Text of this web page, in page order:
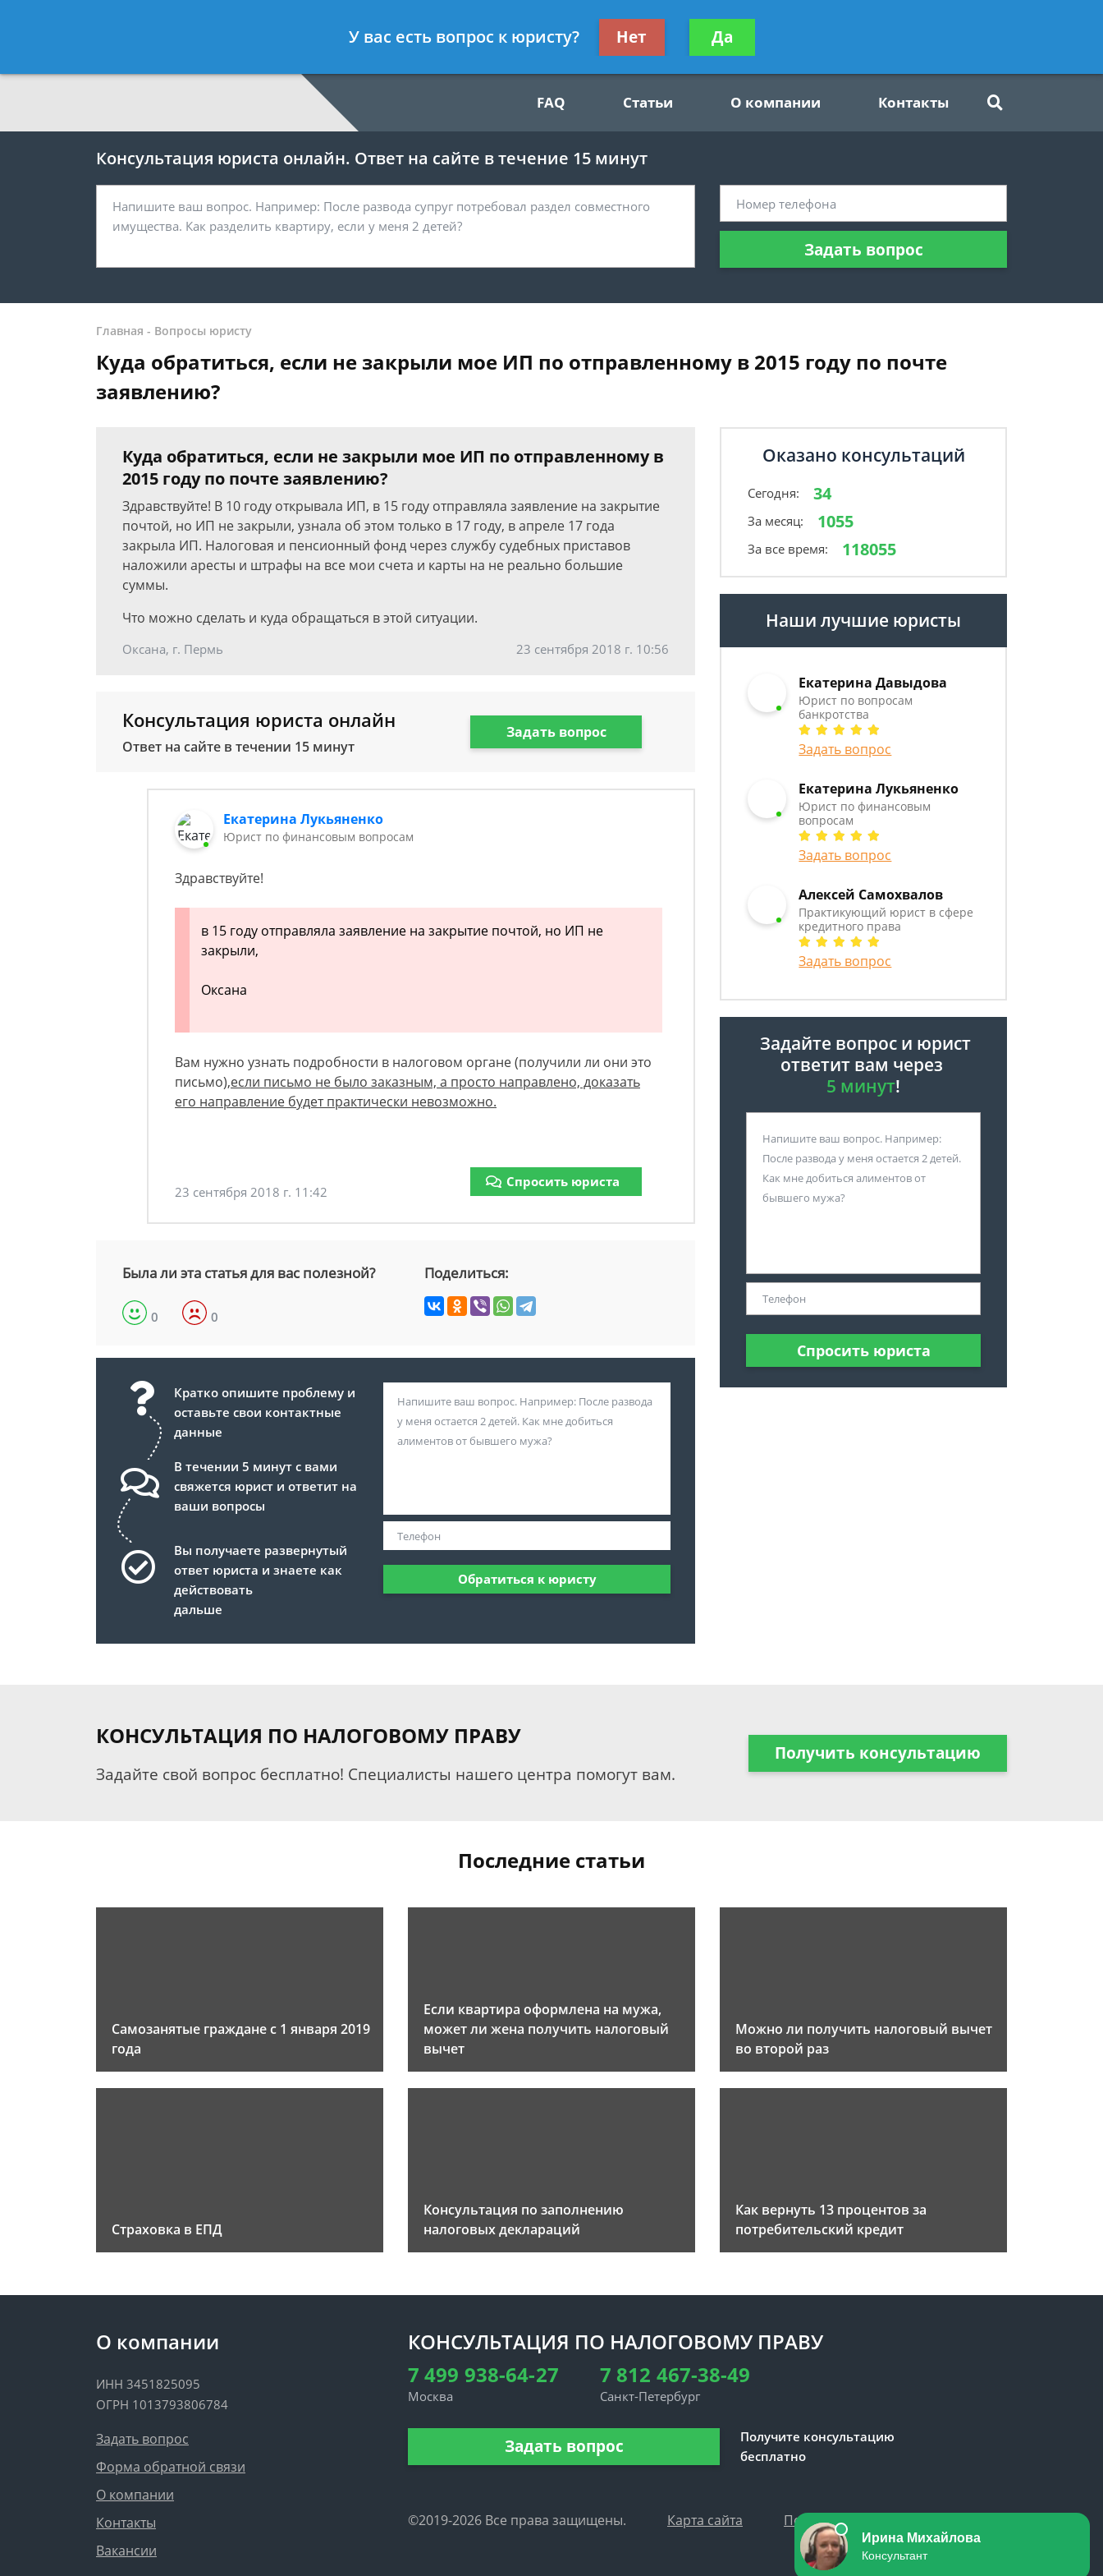
7 812 467-38-49
Получите консультацию
бесплатно
FAQ Статьи О компании Контакты
Консультация юриста онлайн. Ответ на сайте в течение 15 минут
Задать вопрос
Главная - Вопросы юристу
Куда обратиться, если не закрыли мое ИП по отправленному в 2015 году по почте
заявлению?
Куда обратиться, если не закрыли мое ИП по отправленному в
2015 году по почте заявлению?
Здравствуйте! В 10 году открывала ИП, в 15 году отправляла заявление на закрытие
почтой, но ИП не закрыли, узнала об этом только в 17 году, в апреле 17 года
закрыла ИП. Налоговая и пенсионный фонд через службу судебных приставов
наложили аресты и штрафы на все мои счета и карты на не реально большие
суммы.
Что можно сделать и куда обращаться в этой ситуации.
Оксана, г. Пермь 23 сентября 2018 г. 10:56
Консультация юриста онлайн
Ответ на сайте в течении 15 минут
Задать вопрос
Екатерина Лукьяненко
Юрист по финансовым вопросам
Здравствуйте!
в 15 году отправляла заявление на закрытие почтой, но ИП не
закрыли,
Оксана
Вам нужно узнать подробности в налоговом органе (получили ли они это
письмо),если письмо не было заказным, а просто направлено, доказать
его направление будет практически невозможно.
23 сентября 2018 г. 11:42
Спросить юриста
Была ли эта статья для вас полезной?
0 0
Поделиться:
Кратко опишите проблему и
оставьте свои контактные
данные
В течении 5 минут с вами
свяжется юрист и ответит на
ваши вопросы
Вы получаете развернутый
ответ юриста и знаете как
действовать
дальше
Обратиться к юристу
Оказано консультаций
Сегодня: 34
За месяц: 1055
За все время: 118055
Наши лучшие юристы
Екатерина Давыдова
Юрист по вопросам
банкротства
Задать вопрос
Екатерина Лукьяненко
Юрист по финансовым
вопросам
Задать вопрос
Алексей Самохвалов
Практикующий юрист в сфере
кредитного права
Задать вопрос
Задайте вопрос и юрист
ответит вам через
5 минут!
Спросить юриста
КОНСУЛЬТАЦИЯ ПО НАЛОГОВОМУ ПРАВУ
Задайте свой вопрос бесплатно! Специалисты нашего центра помогут вам.
Получить консультацию
Последние статьи
Самозанятые граждане с 1 января 2019
года
Если квартира оформлена на мужа,
может ли жена получить налоговый
вычет
Можно ли получить налоговый вычет
во второй раз
Страховка в ЕПД
Консультация по заполнению
налоговых деклараций
Как вернуть 13 процентов за
потребительский кредит
О компании
ИНН 3451825095
ОГРН 1013793806784
Задать вопрос
Форма обратной связи
О компании
Контакты
Вакансии
КОНСУЛЬТАЦИЯ ПО НАЛОГОВОМУ ПРАВУ
7 499 938-64-27
Москва
7 812 467-38-49
Санкт-Петербург
Задать вопрос
Получите консультацию
бесплатно
©2019-2026 Все права защищены. Карта сайта Политика персональных данных
У вас есть вопрос к юристу? Нет Да